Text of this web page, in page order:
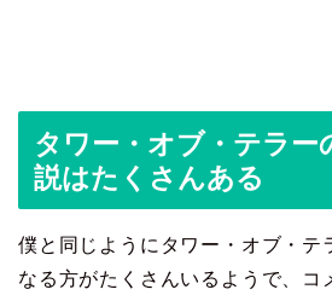
タワー・オブ・テラー
説はたくさんある
僕と同じようにタワー・オブ・テ
なる方がたくさんいるようで、コ